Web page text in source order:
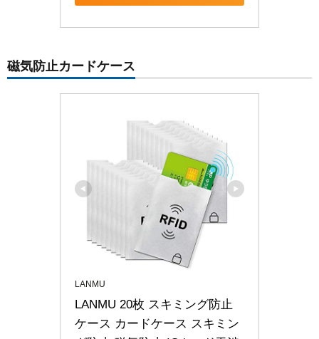
磁気防止カードケース
LANMU
LANMU 20枚 スキミング防止
ケース カードケース スキミン